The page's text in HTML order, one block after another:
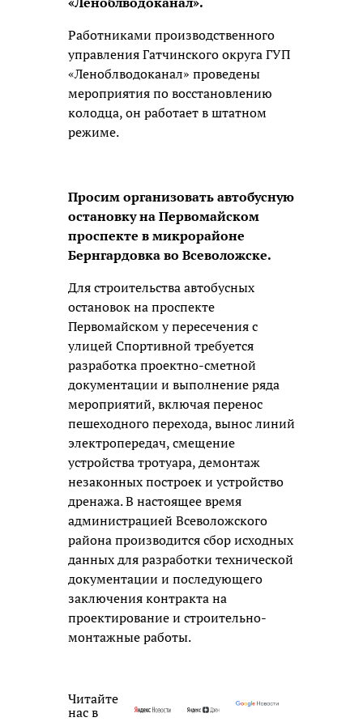
Работниками производственного
управления Гатчинского округа ГУП
«Леноблводоканал» проведены
мероприятия по восстановлению
колодца, он работает в штатном
режиме.
Просим организовать автобусную
остановку на Первомайском
проспекте в микрорайоне
Бернгардовка во Всеволожске.
Для строительства автобусных
остановок на проспекте
Первомайском у пересечения с
улицей Спортивной требуется
разработка проектно-сметной
документации и выполнение ряда
мероприятий, включая перенос
пешеходного перехода, вынос линий
электропередач, смещение
устройства тротуара, демонтаж
незаконных построек и устройство
дренажа. В настоящее время
администрацией Всеволожского
района производится сбор исходных
данных для разработки технической
документации и последующего
заключения контракта на
проектирование и строительно-
монтажные работы.
Читайте
нас в